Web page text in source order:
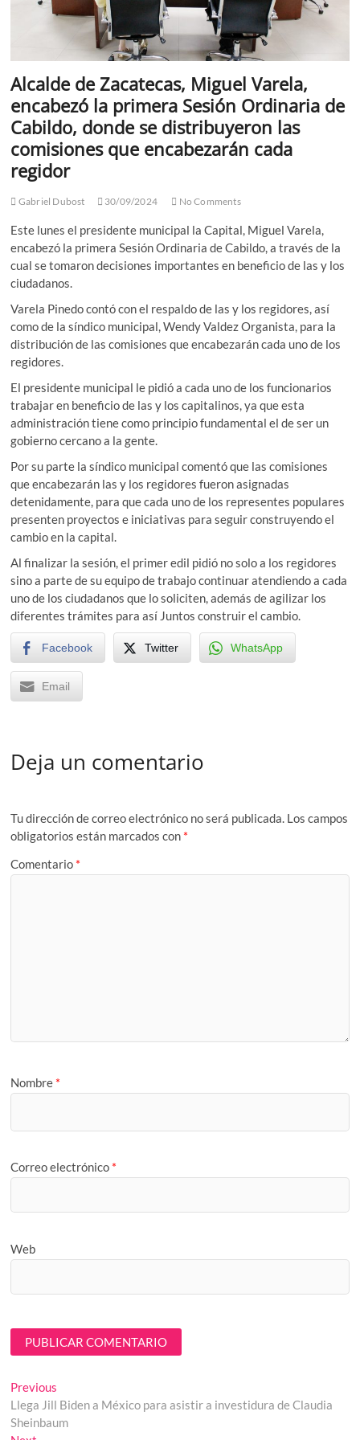
Alcalde de Zacatecas, Miguel Varela,
encabezó la primera Sesión Ordinaria de
Cabildo, donde se distribuyeron las
comisiones que encabezarán cada
regidor
Gabriel Dubost 30/09/2024 No Comments
Este lunes el presidente municipal la Capital, Miguel Varela,
encabezó la primera Sesión Ordinaria de Cabildo, a través de la
cual se tomaron decisiones importantes en beneficio de las y los
ciudadanos.
Varela Pinedo contó con el respaldo de las y los regidores, así
como de la síndico municipal, Wendy Valdez Organista, para la
distribución de las comisiones que encabezarán cada uno de los
regidores.
El presidente municipal le pidió a cada uno de los funcionarios
trabajar en beneficio de las y los capitalinos, ya que esta
administración tiene como principio fundamental el de ser un
gobierno cercano a la gente.
Por su parte la síndico municipal comentó que las comisiones
que encabezarán las y los regidores fueron asignadas
detenidamente, para que cada uno de los representes populares
presenten proyectos e iniciativas para seguir construyendo el
cambio en la capital.
Al finalizar la sesión, el primer edil pidió no solo a los regidores
sino a parte de su equipo de trabajo continuar atendiendo a cada
uno de los ciudadanos que lo soliciten, además de agilizar los
diferentes trámites para así Juntos construir el cambio.
Facebook Twitter WhatsApp
Email
Deja un comentario
Tu dirección de correo electrónico no será publicada. Los campos
obligatorios están marcados con *
Comentario *
Nombre *
Correo electrónico *
Web
Navegación
de
Previous
post:
Llega Jill Biden a México para asistir a investidura de Claudia
Sheinbaum